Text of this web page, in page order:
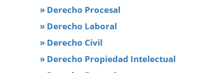
» Derecho Procesal
» Derecho Laboral
» Derecho Civil
» Derecho Propiedad Intelectual